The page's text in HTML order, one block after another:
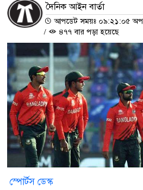
দৈনিক আইন বার্তা
আপডেট সময়ঃ ০৯:২১:০৫
/
৪৭৭ বার পড়া হয়েছে
স্পোর্টস ডেস্ক